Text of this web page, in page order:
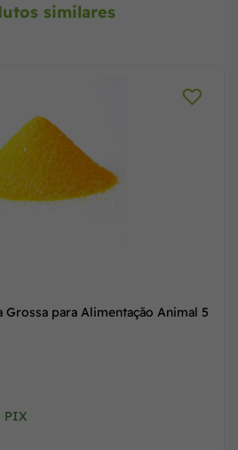
similares
para Alimentação Animal 5
PIX